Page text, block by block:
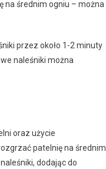
na średnim ogniu – można
przez około 1-2 minuty
naleśniki można
oraz użycie
patelnię na średnim
dodając do